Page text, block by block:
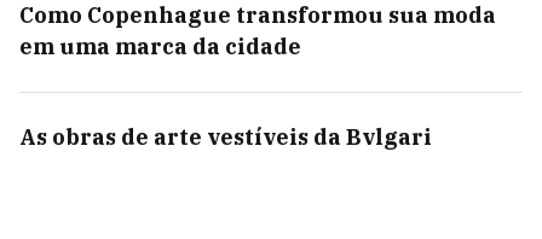
Como Copenhague transformou sua moda
em uma marca da cidade
As obras de arte vestíveis da Bvlgari